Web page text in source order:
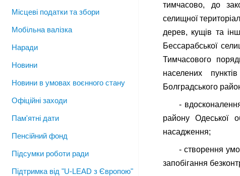
тимчасово, до
селищної
дерев, кущів та
Бессарабської
Тимчасового
населених
Болградського
-
району Одеської
насадження;
- створення
запобігання
Місцеві податки та збори
Мобільна валізка
Наради
Новини
Новини в умовах воєнного стану
Офіційні заходи
Пам'ятні дати
Пенсійний фонд
Підсумки роботи ради
Підтримка від "U-LEAD з Європою"